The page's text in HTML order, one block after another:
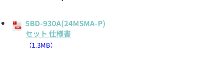
5BD-930A(24MSMA-P)
セット 仕様書
（1.3MB）